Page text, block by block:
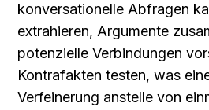
konversationelle Abfragen
extrahieren, Argumente
potenzielle Verbindungen
Kontrafakten testen, was
Verfeinerung anstelle von